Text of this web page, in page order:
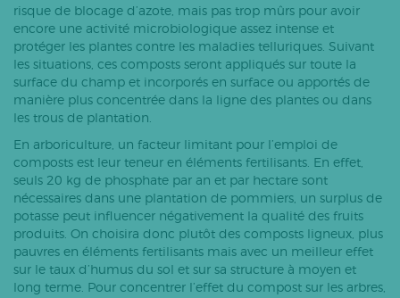
risque de blocage d’azote, mais pas trop mûrs pour avoir
encore une activité microbiologique assez intense et
protéger les plantes contre les maladies telluriques. Suivant
les situations, ces composts seront appliqués sur toute la
surface du champ et incorporés en surface ou apportés de
manière plus concentrée dans la ligne des plantes ou dans
les trous de plantation.
En arboriculture, un facteur limitant pour l’emploi de
composts est leur teneur en éléments fertilisants. En effet,
seuls 20 kg de phosphate par an et par hectare sont
nécessaires dans une plantation de pommiers, un surplus de
potasse peut influencer négativement la qualité des fruits
produits. On choisira donc plutôt des composts ligneux, plus
pauvres en éléments fertilisants mais avec un meilleur effet
sur le taux d’humus du sol et sur sa structure à moyen et
long terme. Pour concentrer l’effet du compost sur les arbres,